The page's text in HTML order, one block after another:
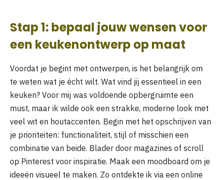
Stap 1: bepaal jouw wensen voor
een keukenontwerp op maat
Voordat je begint met ontwerpen, is het belangrijk om
te weten wat je écht wilt. Wat vind jij essentieel in een
keuken? Voor mij was voldoende opbergruimte een
must, maar ik wilde ook een strakke, moderne look met
veel wit en houtaccenten. Begin met het opschrijven van
je prioriteiten: functionaliteit, stijl of misschien een
combinatie van beide. Blader door magazines of scroll
op Pinterest voor inspiratie. Maak een moodboard om je
ideeën visueel te maken. Zo ontdekte ik via een online